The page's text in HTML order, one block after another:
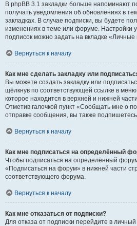
В phpBB 3.1 закладки больше напоминают
получать уведомления об обновлениях в
закладках. В случае подписки, вы будете
изменениях в теме или форуме. Настройки
подписок можно задать на вкладке «Личные
Вернуться к началу
Как мне сделать закладку или
Вы можете создать закладку или
щёлкнув по соответствующей ссылке в
которое находится в верхней и нижней
Отметив галочкой пункт «Сообщать мне о
отправке сообщения, вы также
Вернуться к началу
Как мне подписаться на определённый
Чтобы подписаться на определённый
«Подписаться на форум» в нижней части
соответствующего форума.
Вернуться к началу
Как мне отказаться от подписки?
Для отказа от подписки перейдите в